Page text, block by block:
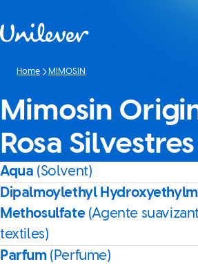
Home MIMOSIN
Mimosin
Rosa Silvestres
Aqua (Solvent)
Dipalmoylethyl
Methosulfate (Agente
textiles)
Parfum (Perfume)